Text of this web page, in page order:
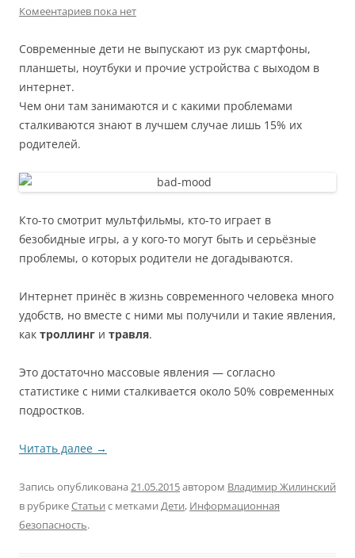
Комеентариев пока нет
Современные дети не выпускают из рук смартфоны,
планшеты, ноутбуки и прочие устройства с выходом в
интернет.
Чем они там занимаются и с какими проблемами
сталкиваются знают в лучшем случае лишь 15% их
родителей.
Кто-то смотрит мультфильмы, кто-то играет в
безобидные игры, а у кого-то могут быть и серьёзные
проблемы, о которых родители не догадываются.
Интернет принёс в жизнь современного человека много
удобств, но вместе с ними мы получили и такие явления,
как троллинг и травля.
Это достаточно массовые явления — согласно
статистике с ними сталкивается около 50% современных
подростков.
Читать далее →
Запись опубликована 21.05.2015автором Владимир Жилинский
в рубрикеСтатьи с метками Дети, Информационная
безопасность.